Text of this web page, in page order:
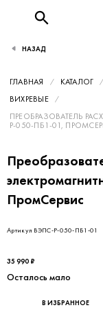
ГЛАВНАЯ КАТАЛОГ
ВИХРЕВЫЕ
ПРЕОБРАЗОВАТЕЛЬ
Р-050-ПБ1-01,
ПромСервис
Артикул ВЭПС-Р-050-ПБ1-01
35 990 ₽
Осталось мало
В ИЗБРАННОЕ
НАЗАД